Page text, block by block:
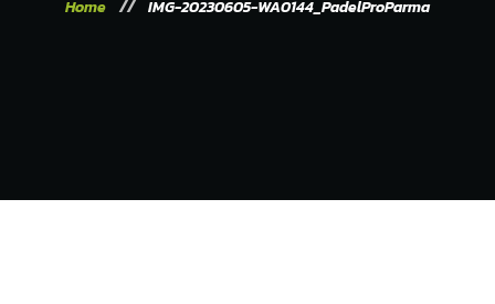
Home IMG-20230605-WA0144_PadelProParma